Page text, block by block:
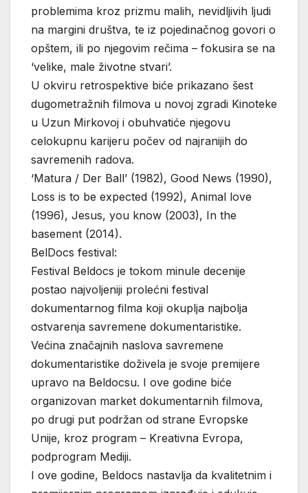
problemima kroz prizmu malih, nevidljivih ljudi
na margini društva, te iz pojedinačnog govori o
opštem, ili po njegovim rečima – fokusira se na
‘velike, male životne stvari’.
U okviru retrospektive biće prikazano šest
dugometražnih filmova u novoj zgradi Kinoteke
u Uzun Mirkovoj i obuhvatiće njegovu
celokupnu karijeru počev od najranijih do
savremenih radova.
‘Matura / Der Ball’ (1982), Good News (1990),
Loss is to be expected (1992), Animal love
(1996), Jesus, you know (2003), In the
basement (2014).
BelDocs festival:
Festival Beldocs je tokom minule decenije
postao najvoljeniji prolećni festival
dokumentarnog filma koji okuplja najbolja
ostvarenja savremene dokumentaristike.
Većina značajnih naslova savremene
dokumentaristike doživela je svoje premijere
upravo na Beldocsu. I ove godine biće
organizovan market dokumentarnih filmova,
po drugi put podržan od strane Evropske
Unije, kroz program – Kreativna Evropa,
podprogram Mediji.
I ove godine, Beldocs nastavlja da kvalitetnim i